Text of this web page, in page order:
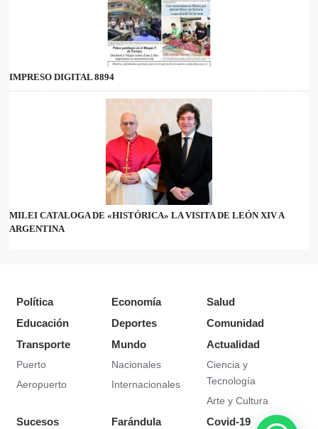
IMPRESO DIGITAL 8894
MILEI CATALOGA DE «HISTÓRICA» LA VISITA DE LEÓN XIV A
ARGENTINA
Política Economía
Salud
Educación
Deportes
Comunidad
Transporte
Puerto
Aeropuerto
Mundo
Nacionales
Internacionales
Actualidad
Ciencia y
Tecnología
Arte y Cultura
Sucesos Farándula Covid-19